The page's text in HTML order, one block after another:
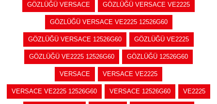
GÖZLÜĞÜ VERSACE GÖZLÜĞÜ VERSACE VE2225
GÖZLÜĞÜ VERSACE VE2225 12526G60
GÖZLÜĞÜ VERSACE 12526G60 GÖZLÜĞÜ VE2225
GÖZLÜĞÜ VE2225 12526G60 GÖZLÜĞÜ 12526G60
VERSACE VERSACE VE2225
VERSACE VE2225 12526G60 VERSACE 12526G60 VE2225